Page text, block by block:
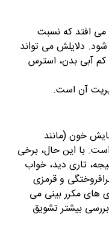
افتد که نسبت
دلایلش می تواند
کم آبی بدن، استرس
آن است.
خون (مانند
با این حال، برخی
تاری دید، خواب
و قرمزی
های مکرر بینی می
بیشتر تشویق